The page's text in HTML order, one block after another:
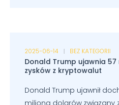
2025-06-14 BEZ KATEGORII
Donald Trump ujawnia
zysków z kryptowalut
Donald Trump ujawnił
miliona dolarów związany